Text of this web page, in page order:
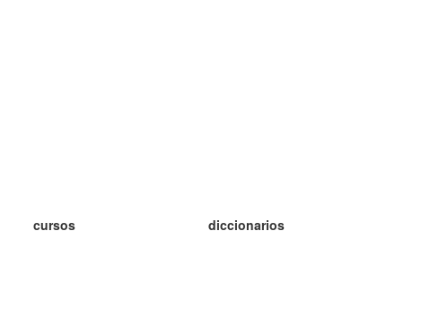
cursos
diccionarios